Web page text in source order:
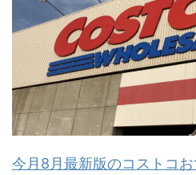
今月8月最新版のコストコ